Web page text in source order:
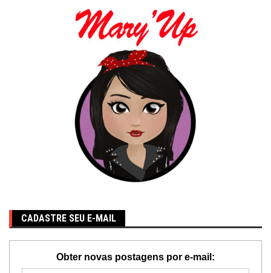
CADASTRE SEU E-MAIL
Obter novas postagens por e-mail: